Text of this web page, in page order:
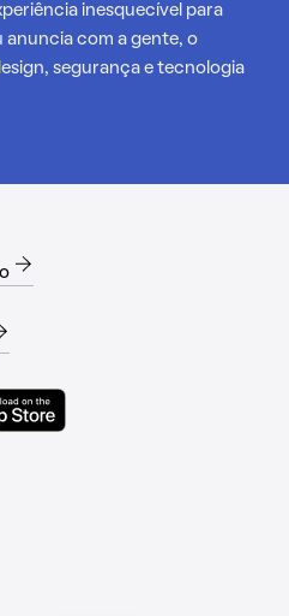
inesquecível para
anuncia com a gente, o
segurança e tecnologia